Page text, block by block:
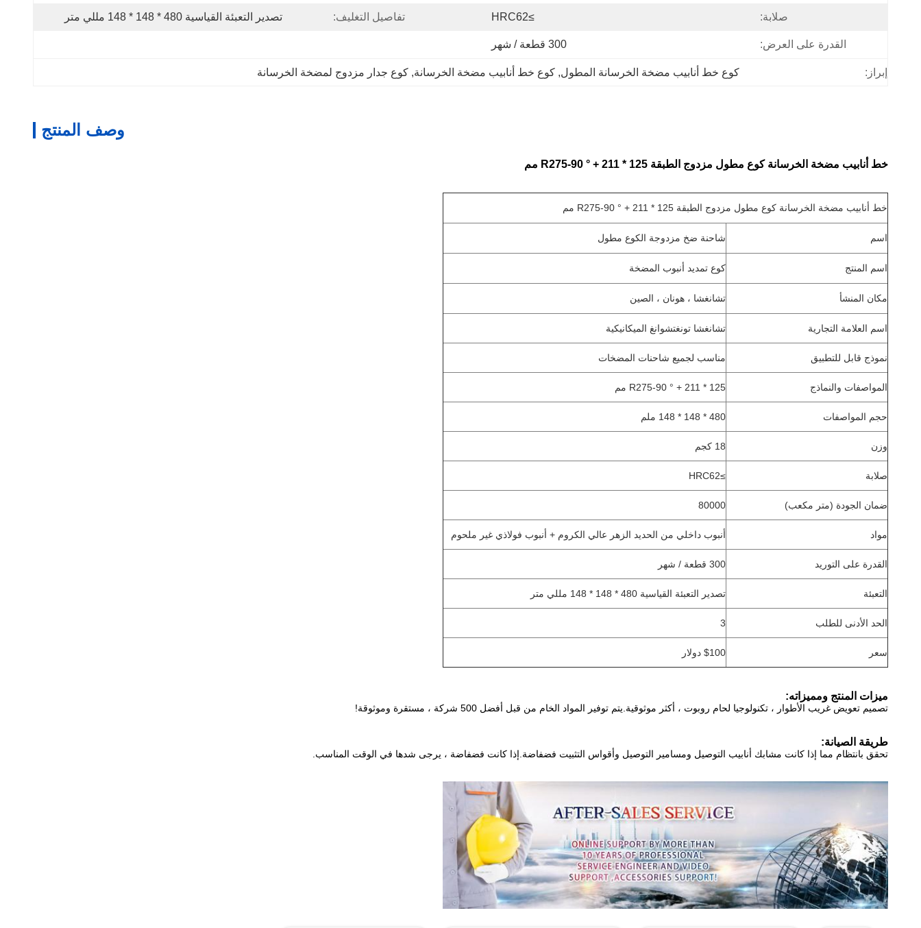
صلابة: ≥HRC62 تفاصيل التغليف: تصدير التعبئة القياسية 480 * 148 * 148 مللي متر
القدرة على العرض: 300 قطعة / شهر
إبراز: كوع خط أنابيب مضخة الخرسانة المطول, كوع خط أنابيب مضخة الخرسانة, كوع جدار مزدوج لمضخة الخرسانة
وصف المنتج
خط أنابيب مضخة الخرسانة كوع مطول مزدوج الطبقة 125 * R275-90 ° + 211 مم
خط أنابيب مضخة الخرسانة كوع مطول مزدوج الطبقة 125 * R275-90 ° + 211 مم
اسم شاحنة ضخ مزدوجة الكوع مطول
اسم المنتج كوع تمديد أنبوب المضخة
مكان المنشأ تشانغشا ، هونان ، الصين
اسم العلامة التجارية تشانغشا تونغتشوانغ الميكانيكية
نموذج قابل للتطبيق مناسب لجميع شاحنات المضخات
المواصفات والنماذج 125 * R275-90 ° + 211 مم
حجم المواصفات 480 * 148 * 148 ملم
وزن 18 كجم
صلابة ≥HRC62
ضمان الجودة (متر مكعب) 80000
مواد أنبوب داخلي من الحديد الزهر عالي الكروم + أنبوب فولاذي غير ملحوم
القدرة على التوريد 300 قطعة / شهر
التعبئة تصدير التعبئة القياسية 480 * 148 * 148 مللي متر
الحد الأدنى للطلب 3
سعر $100 دولار
ميزات المنتج ومميزاته:
تصميم تعويض غريب الأطوار ، تكنولوجيا لحام روبوت ، أكثر موثوقية.يتم توفير المواد الخام من قبل أفضل 500 شركة ، مستقرة وموثوقة!
طريقة الصيانة:
تحقق بانتظام مما إذا كانت مشابك أنابيب التوصيل ومسامير التوصيل وأقواس التثبيت فضفاضة.إذا كانت فضفاضة ، يرجى شدها في الوقت المناسب.